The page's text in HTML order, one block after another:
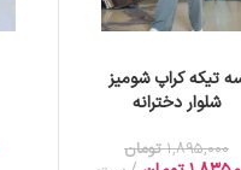
تیکه کراپ شومیز
شلوار دخترانه
1,895,000 تومان